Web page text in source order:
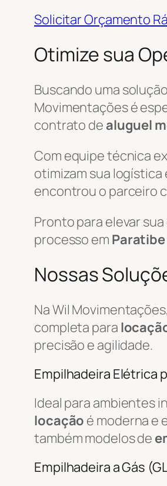
Solicitar Orçamento
Otimize sua
Buscando uma
Movimentações é
contrato de aluguel
Com equipe técnica
otimizam sua logística
encontrou o parceiro
Pronto para elevar
processo em Paratibe
Nossas
Na Wil
completa para
precisão e agilidade.
Empilhadeira Elétrica
Ideal para ambientes
locação é moderna e
também modelos de
Empilhadeira a Gás